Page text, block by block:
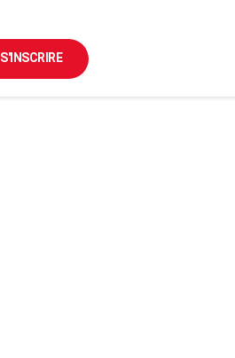
S'INSCRIRE